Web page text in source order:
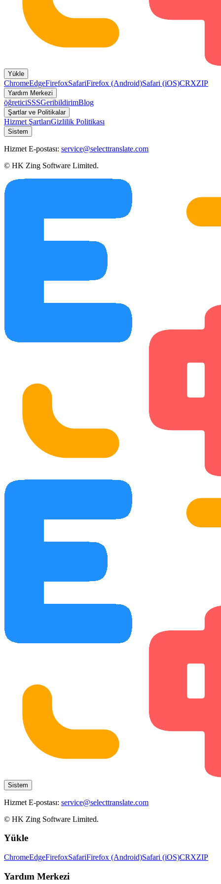
Yükle
ChromeEdgeFirefoxSafariFirefox (Android)Safari (iOS)CRXZIP
Yardım Merkezi
öğreticiSSSGeribildirimBlog
Şartlar ve Politikalar
Hizmet ŞartlarıGizlilik Politikası
Sistem
Hizmet E-postası: service@selecttranslate.com
© HK Zing Software Limited.
Sistem
Hizmet E-postası: service@selecttranslate.com
© HK Zing Software Limited.
Yükle
ChromeEdgeFirefoxSafariFirefox (Android)Safari (iOS)CRXZIP
Yardım Merkezi